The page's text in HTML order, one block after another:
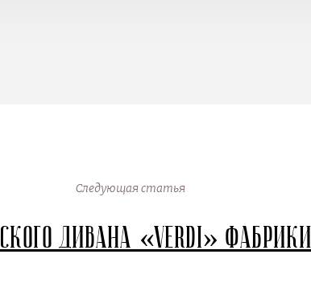
Следующая статья
дивана «Verdi»